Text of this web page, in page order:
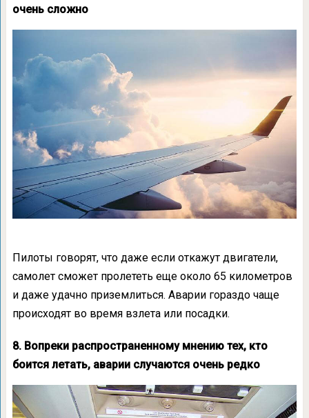
очень сложно
Пилоты говорят, что даже если откажут двигатели,
самолет сможет пролететь еще около 65 километров
и даже удачно приземлиться. Аварии гораздо чаще
происходят во время взлета или посадки.
8. Вопреки распространенному мнению тех, кто
боится летать, аварии случаются очень редко